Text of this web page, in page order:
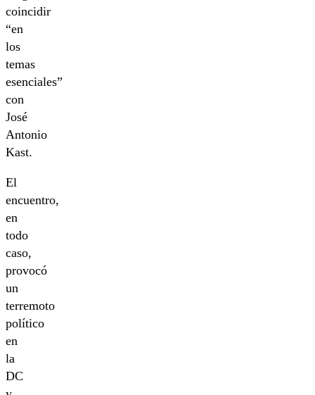
coincidir
“en
los
temas
esenciales”
con
José
Antonio
Kast.
El
encuentro,
en
todo
caso,
provocó
un
terremoto
político
en
la
DC